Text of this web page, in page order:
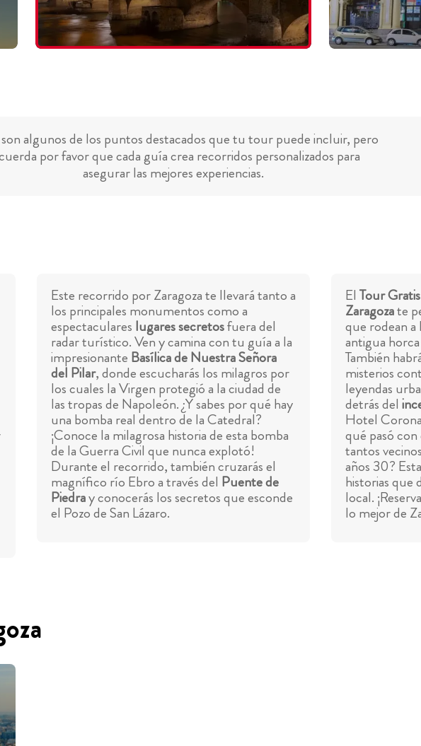
algunos de los puntos destacados que tu tour puede incluir, pero
por favor que cada guía crea recorridos personalizados para
asegurar las mejores experiencias.
Este recorrido por Zaragoza te llevará tanto a
los principales monumentos como a
espectaculares lugares secretosfuera del
radar turístico. Ven y camina con tu guía a la
impresionante Basílica de Nuestra Señora
del Pilar, donde escucharás los milagros por
los cuales la Virgen protegió a la ciudad de
las tropas de Napoleón. ¿Y sabes por qué hay
una bomba real dentro de la Catedral?
¡Conoce la milagrosa historia de esta bomba
de la Guerra Civil que nunca explotó!
Durante el recorrido, también cruzarás el
magnífico río Ebro a través del Puente de
Piedray conocerás los secretos que esconde
el Pozo de San Lázaro.
ElTour
Zaragozate
que rodean
antigua
También
misterios
leyendas
detrás del
Hotel
qué pasó
tantos
años 30?
historias que
local.
lo mejor de